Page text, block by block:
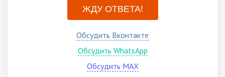
ЖДУ ОТВЕТА!
Обсудить Вконтакте
Обсудить WhatsApp
Обсудить MAX